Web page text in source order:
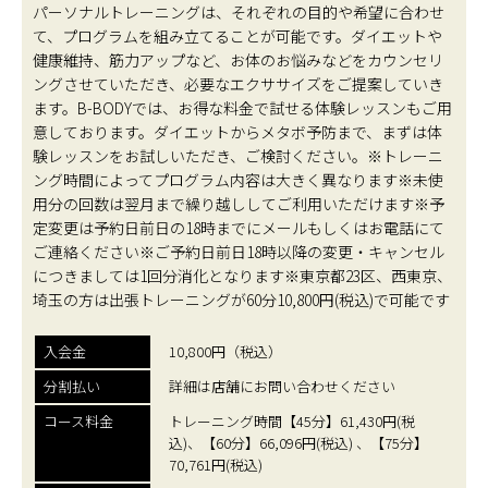
パーソナルトレーニングは、それぞれの目的や希望に合わせ
て、プログラムを組み立てることが可能です。ダイエットや
健康維持、筋力アップなど、お体のお悩みなどをカウンセリ
ングさせていただき、必要なエクササイズをご提案していき
ます。B-BODYでは、お得な料金で試せる体験レッスンもご用
意しております。ダイエットからメタボ予防まで、まずは体
験レッスンをお試しいただき、ご検討ください。※トレーニ
ング時間によってプログラム内容は大きく異なります※未使
用分の回数は翌月まで繰り越ししてご利用いただけます※予
定変更は予約日前日の18時までにメールもしくはお電話にて
ご連絡ください※ご予約日前日18時以降の変更・キャンセル
につきましては1回分消化となります※東京都23区、西東京、
埼玉の方は出張トレーニングが60分10,800円(税込)で可能です
入会金
10,800円（税込）
分割払い
詳細は店舗にお問い合わせください
コース料金
トレーニング時間【45分】61,430円(税
込)、【60分】66,096円(税込) 、【75分】
70,761円(税込)